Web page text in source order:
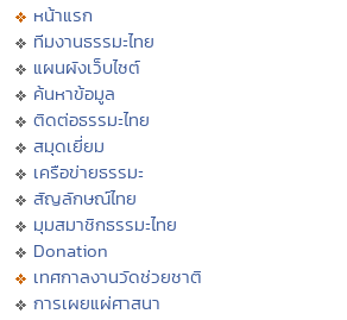
หน้าแรก
ทีมงานธรรมะไทย
แผนผังเว็บไซต์
ค้นหาข้อมูล
ติดต่อธรรมะไทย
สมุดเยี่ยม
เครือข่ายธรรมะ
สัญลักษณ์ไทย
มุมสมาชิกธรรมะไทย
Donation
เทศกาลงานวัดช่วยชาติ
การเผยแผ่ศาสนา